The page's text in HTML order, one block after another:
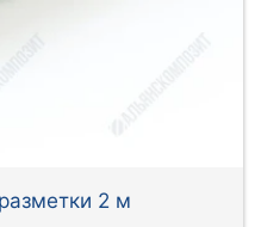
2 м